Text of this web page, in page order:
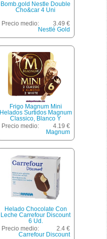
Bomb.gold Nestle Double
Cho&car 4 Uni
Precio medio:
3.49 €
Nestlé Gold
Frigo Magnum Mini
Helados Surtidos Magnum
Classico, Blanco Y
Almendras 6 Unidades
Estuche 360 Ml
Precio medio:
4.19 €
Magnum
Helado Chocolate Con
Leche Carrefour Discount
6 Ud.
Precio medio:
2.4 €
Carrefour Discount